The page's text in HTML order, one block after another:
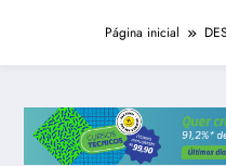
Página inicial